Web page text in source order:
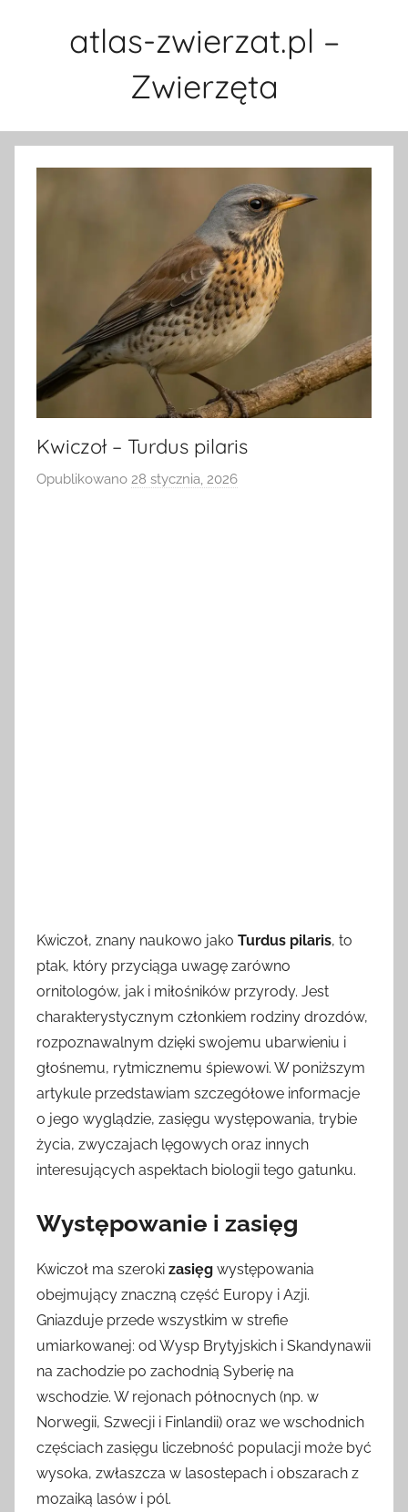
atlas-zwierzat.pl –
Zwierzęta
Kwiczoł – Turdus pilaris
Opublikowano 28 stycznia, 2026
Kwiczoł, znany naukowo jako Turdus pilaris, to
ptak, który przyciąga uwagę zarówno
ornitologów, jak i miłośników przyrody. Jest
charakterystycznym członkiem rodziny drozdów,
rozpoznawalnym dzięki swojemu ubarwieniu i
głośnemu, rytmicznemu śpiewowi. W poniższym
artykule przedstawiam szczegółowe informacje
o jego wyglądzie, zasięgu występowania, trybie
życia, zwyczajach lęgowych oraz innych
interesujących aspektach biologii tego gatunku.
Występowanie i zasięg
Kwiczoł ma szeroki zasięg występowania
obejmujący znaczną część Europy i Azji.
Gniazduje przede wszystkim w strefie
umiarkowanej: od Wysp Brytyjskich i Skandynawii
na zachodzie po zachodnią Syberię na
wschodzie. W rejonach północnych (np. w
Norwegii, Szwecji i Finlandii) oraz we wschodnich
częściach zasięgu liczebność populacji może być
wysoka, zwłaszcza w lasostepach i obszarach z
mozaiką lasów i pól.